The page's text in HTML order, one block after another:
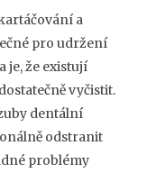
a
pro udržení
je, že existují
vyčistit.
dentální
odstranit
problémy